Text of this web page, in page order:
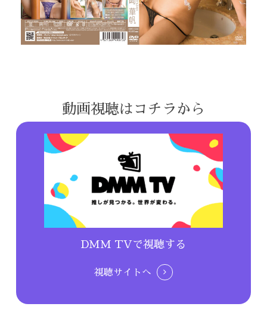
動画視聴はコチラから
DMM TVで視聴する
視聴サイトへ